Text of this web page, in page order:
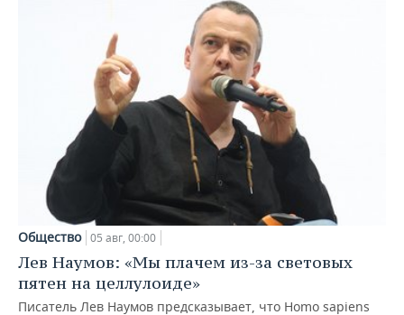
Общество 05 авг, 00:00
Лев Наумов: «Мы плачем из-за световых
пятен на целлулоиде»
Писатель Лев Наумов предсказывает, что Homo sapiens